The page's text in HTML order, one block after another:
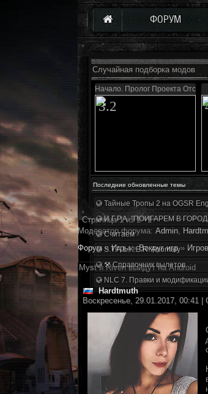
ФОРУМ
Случайная подборка модов
Начало. Пролог Проекта
3.2
Последние обновленные темы
Тайные Тропы 2 на OGSR
И.Г.Р.А. "ПОИГАРЕМ В
Считаем
S.T.A.L.K.E.R. Anomaly
⚒ Справочник вылетов
NLC 7. Правки и
Страница1из1
1
Модератор форума: Аdmin,
Форум » Игры » Вокруг игр »
Myst и Riven выйдут на Android
Hardtmuth
Воскресенье, 29.01.2017, 00:41